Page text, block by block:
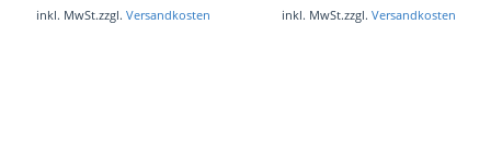
inkl. MwSt.zzgl. Versandkosten inkl. MwSt.zzgl. Versandkosten